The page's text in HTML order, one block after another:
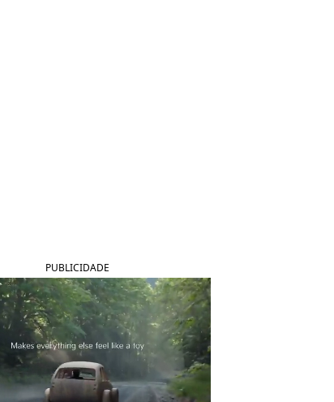
PUBLICIDADE